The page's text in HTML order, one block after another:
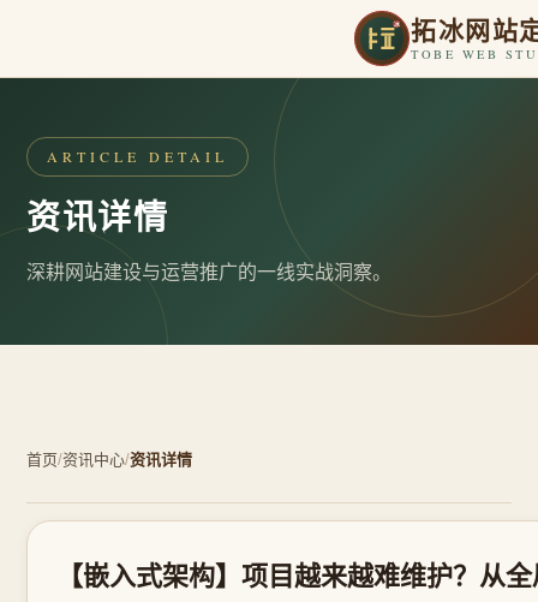
拓冰网站
TOBE WEB
ARTICLE DETAIL
资讯详情
深耕网站建设与运营推广的一线实战洞察。
首页/资讯中心/资讯详情
【嵌入式架构】项目越来越难维护？从